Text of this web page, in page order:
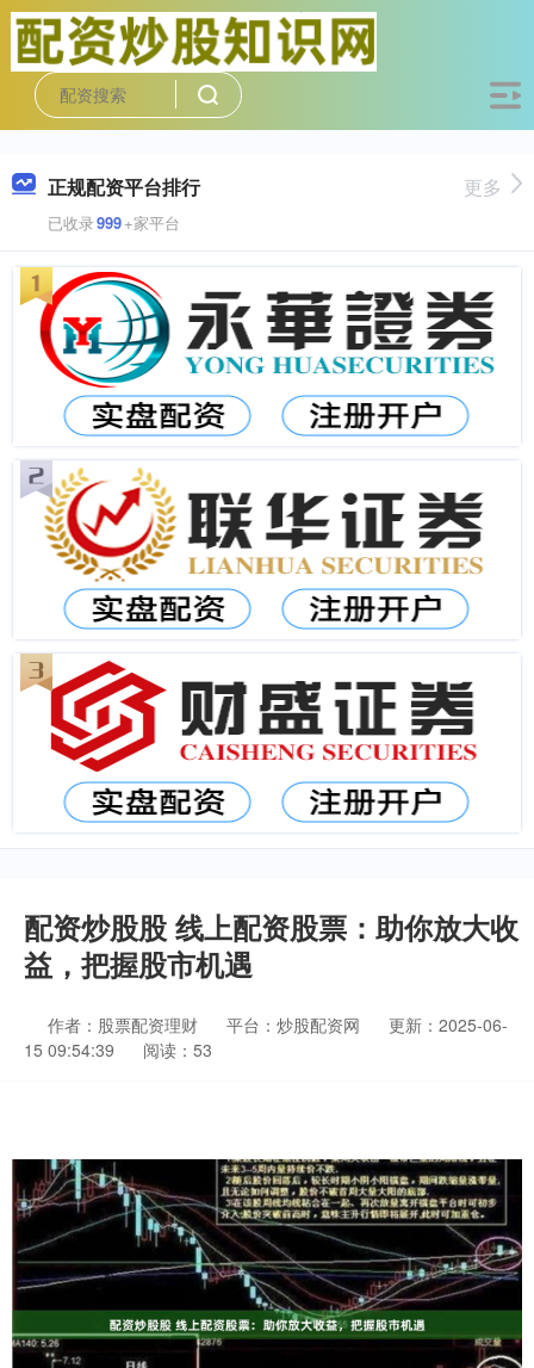
正规配资平台排行
已收录999+家平台
更多
配资炒股股 线上配资股票：助你放大收
益，把握股市机遇
作者：股票配资理财 平台：炒股配资网
更新：2025-06-
15 09:54:39
阅读：53